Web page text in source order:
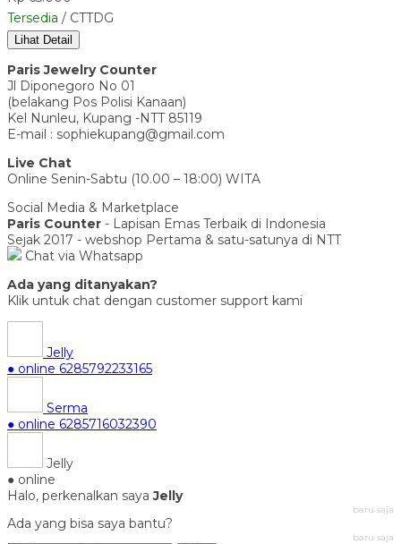
Tersedia / CTTDG
Lihat Detail
Paris Jewelry Counter
Jl Diponegoro No 01
(belakang Pos Polisi Kanaan)
Kel Nunleu, Kupang -NTT 85119
E-mail : sophiekupang@gmail.com
Live Chat
Online Senin-Sabtu (10.00 – 18:00) WITA
Social Media & Marketplace
Paris Counter - Lapisan Emas Terbaik di Indonesia
Sejak 2017 - webshop Pertama & satu-satunya di NTT
Chat via Whatsapp
Ada yang ditanyakan?
Klik untuk chat dengan customer support kami
Jelly
● online 6285792233165
Serma
● online 6285716032390
Jelly
● online
Halo, perkenalkan sayaJelly
baru saja
Ada yang bisa saya bantu?
baru saja